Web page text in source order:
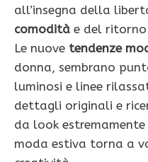
all’insegna della
comodità e del
Le nuove tendenze
donna, sembrano
luminosi e linee
dettagli originali e
da look
moda estiva torna a